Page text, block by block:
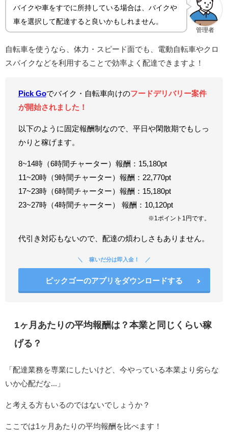
管理者
バイクや車をすでに所持している場合は、バイクや
車を選択して配達すると良いかもしれません。
自転車を使うなら、体力・スピード面でも、電動自転車やクロ
スバイクなどを利用することで効率よく配達できますよ！
Pick Goでバイク・自転車向けのフードデリバリー案件
が開始されました！
以下のように固定報酬制なので、平日や閑散期でもしっ
かりと稼げます。
8~14時（6時間チャーター）報酬：15,180pt
11~20時（9時間チャーター）報酬：22,770pt
17~23時（6時間チャーター）報酬：15,180pt
23~27時（4時間チャーター） 報酬：10,120pt
※1ポイント1円です。
代引き対応もないので、配達の煩わしさもありません。
稼いだ分は即入金！
ピックゴーのアプリをダウンロードする
1ヶ月あたりの平均報酬は？本業と同じくらい稼
げる？
「配達業務を専業にしたいけど、今やっている本業より劣らな
いか心配だな...」
と考える方もいるのではないでしょうか？
ここでは1ヶ月あたりの平均報酬を比べます！